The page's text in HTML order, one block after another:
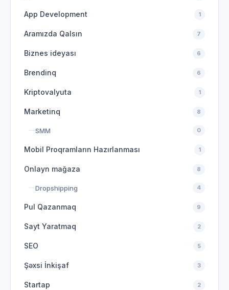
App Development 1
Aramızda Qalsın 7
Biznes ideyası 6
Brendinq 6
Kriptovalyuta 1
Marketinq 8
SMM 0
Mobil Proqramların Hazırlanması 1
Onlayn mağaza 8
Dropshipping 4
Pul Qazanmaq 9
Sayt Yaratmaq 2
SEO 5
Şəxsi İnkişaf 3
Startap 2